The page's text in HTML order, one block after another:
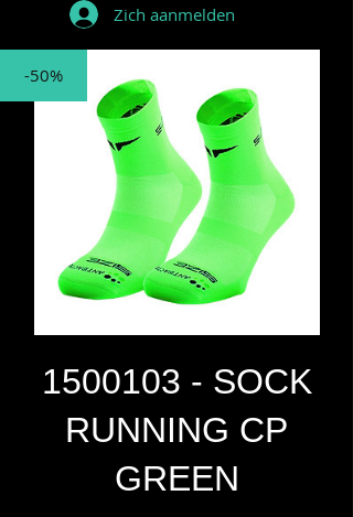
Zich aanmelden
-50%
1500103 - SOCK
RUNNING CP
GREEN